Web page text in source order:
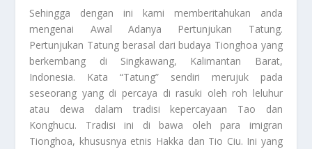
Sehingga dengan ini kami memberitahukan anda
mengenai Awal Adanya Pertunjukan Tatung.
Pertunjukan Tatung berasal dari budaya Tionghoa yang
berkembang di Singkawang, Kalimantan Barat,
Indonesia. Kata “Tatung” sendiri merujuk pada
seseorang yang di percaya di rasuki oleh roh leluhur
atau dewa dalam tradisi kepercayaan Tao dan
Konghucu. Tradisi ini di bawa oleh para imigran
Tionghoa, khususnya etnis Hakka dan Tio Ciu. Ini yang